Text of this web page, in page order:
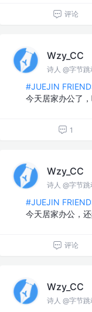
评论
Wzy_CC
诗人 @字节跳
#JUEJIN
今天居家办公了
1
Wzy_CC
诗人 @字节跳
#JUEJIN
今天居家办公，
评论
Wzy_CC
诗人 @字节跳